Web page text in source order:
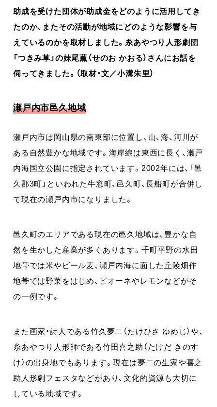
助成を受けた団体が助成金をどのように活用してき
たのか、またその活動が地域にどのような影響を与
えているのかを取材しました。糸あやつり人形劇団
「つきみ草」の妹尾薫（せのお かおる）さんにお話を
伺ってきました。（取材・文／小溝朱里）
瀬戸内市邑久地域
瀬戸内市は岡山県の南東部に位置し、山、海、河川が
ある自然豊かな地域です。海岸線は東西に長く、瀬戸
内海国立公園に指定されています。2002年には、「邑
久郡3町」といわれた牛窓町、邑久町、長船町が合併し
て現在の瀬戸内市になりました。
邑久町のエリアである現在の邑久地域は、豊かな自
然を生かした産業が多くあります。千町平野の水田
地帯では米やビール麦、瀬戸内海に面した丘陵畑作
地帯では野菜をはじめ、ピオーネやレモンなどがそ
の一例です。
また画家・詩人である竹久夢二（たけひさ ゆめじ）や、
糸あやつり人形師である竹田喜之助（たけだ きのす
け）の出身地でもあります。現在は夢二の生家や喜之
助人形劇フェスタなどがあり、文化的資源も大切に
している地域です。